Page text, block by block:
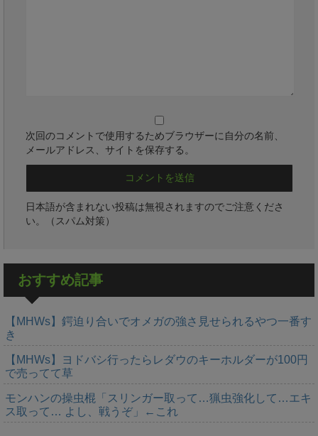
次回のコメントで使用するためブラウザーに自分の名前、
メールアドレス、サイトを保存する。
日本語が含まれない投稿は無視されますのでご注意くださ
い。（スパム対策）
おすすめ記事
【MHWs】鍔迫り合いでオメガの強さ見せられるやつ一番す
き
【MHWs】ヨドバシ行ったらレダウのキーホルダーが100円
で売ってて草
モンハンの操虫棍「スリンガー取って…猟虫強化して…エキ
ス取って… よし、戦うぞ」←これ